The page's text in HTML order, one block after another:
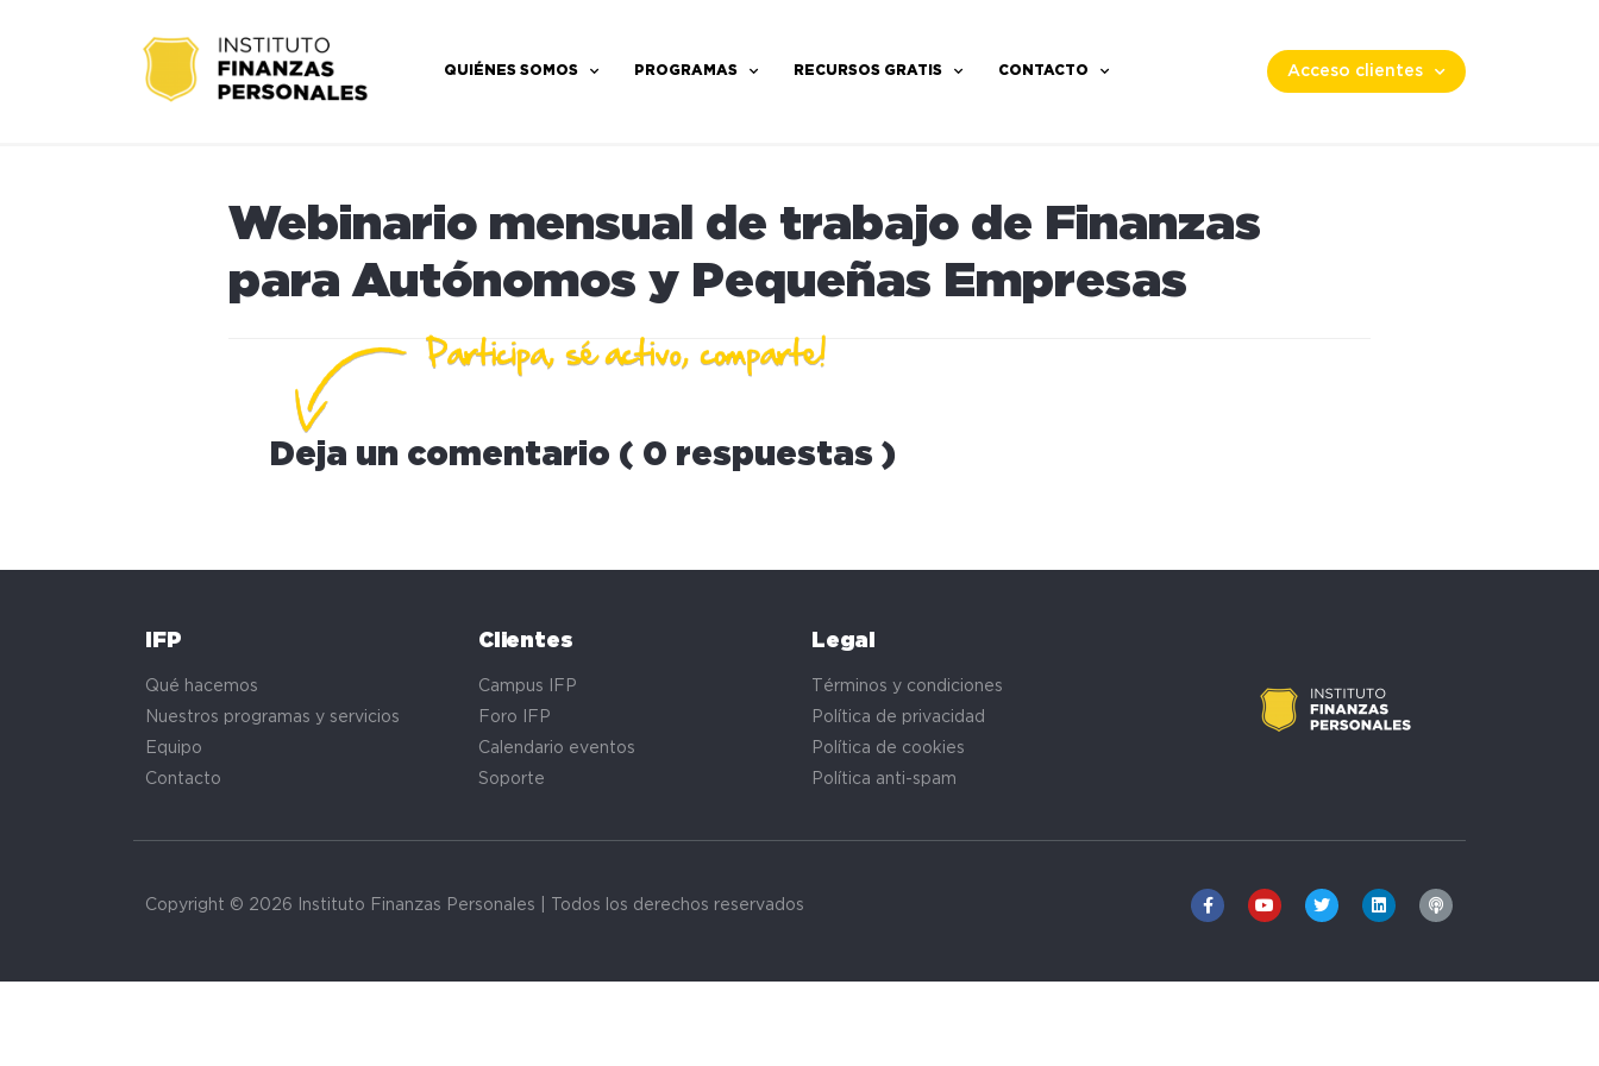
QUIÉNES SOMOS PROGRAMAS RECURSOS GRATIS CONTACTO Acceso clientes
Webinario mensual de trabajo de Finanzas
para Autónomos y Pequeñas Empresas
Deja un comentario ( 0 respuestas )
IFP
Qué hacemos
Nuestros programas y servicios
Equipo
Contacto
Clientes
Campus IFP
Foro IFP
Calendario eventos
Soporte
Legal
Términos y condiciones
Política de privacidad
Política de cookies
Política anti-spam
Copyright © 2026 Instituto Finanzas Personales | Todos los derechos reservados